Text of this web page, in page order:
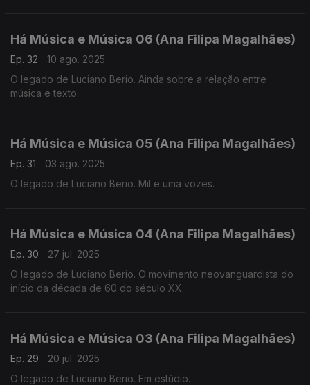
Há Música e Música 06 (Ana Filipa Magalhães)
Ep. 32
10 ago. 2025
O legado de Luciano Berio. Ainda sobre a relação entre
música e texto.
Há Música e Música 05 (Ana Filipa Magalhães)
Ep. 31
03 ago. 2025
O legado de Luciano Berio. Mil e uma vozes.
Há Música e Música 04 (Ana Filipa Magalhães)
Ep. 30
27 jul. 2025
O legado de Luciano Berio. O movimento neovanguardista do
início da década de 60 do século XX.
Há Música e Música 03 (Ana Filipa Magalhães)
Ep. 29
20 jul. 2025
O legado de Luciano Berio. Em estúdio.